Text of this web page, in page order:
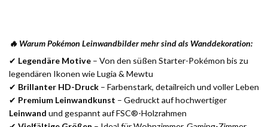
🔥 Warum Pokémon Leinwandbilder mehr sind als Wanddekoration:
✔ Legendäre Motive – Von den süßen Starter-Pokémon bis zu
legendären Ikonen wie Lugia & Mewtu
✔ Brillanter HD-Druck – Farbenstark, detailreich und voller Leben
✔ Premium Leinwandkunst – Gedruckt auf hochwertiger
Leinwand und gespannt auf FSC®-Holzrahmen